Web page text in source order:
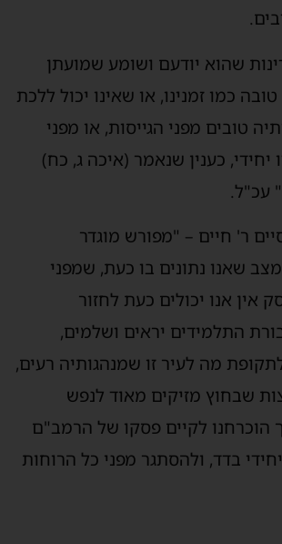
שהוא יודעם ושומע שמועתן
כמו זמנינו, או שאינו יכול ללכת
טובים מפני הגייסות, או מפני
יחידי, כענין שנאמר (איכה ג, כח)
עכ"ל.
ר' חיים – "מפורש מוגדר
שאנו נתונים בו כעת, שמפני
אין אנו יכולים כעת לחזור
התלמידים יראים ושלמים,
מה לעיר זו שמנהגותיה רעים,
שבחוץ מזיקים מאוד לנפש
הוכרחנו לקיים פסקו של הרמב"ם
בדד, ולהסתגר מפני כל הרוחות